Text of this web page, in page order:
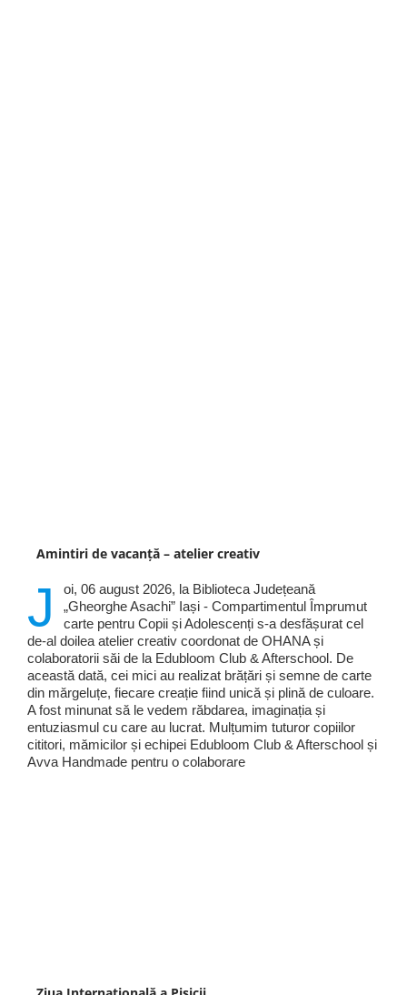
Amintiri de vacanță – atelier creativ
J
oi, 06 august 2026, la Biblioteca Județeană
„Gheorghe Asachi” Iași - Compartimentul Împrumut
carte pentru Copii și Adolescenți s-a desfășurat cel
de-al doilea atelier creativ coordonat de OHANA și
colaboratorii săi de la Edubloom Club & Afterschool. De
această dată, cei mici au realizat brățări și semne de carte
din mărgeluțe, fiecare creație fiind unică și plină de culoare.
A fost minunat să le vedem răbdarea, imaginația și
entuziasmul cu care au lucrat. Mulțumim tuturor copiilor
cititori, mămicilor și echipei Edubloom Club & Afterschool și
Avva Handmade pentru o colaborare